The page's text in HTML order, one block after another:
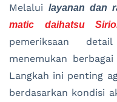
Melalui layanan dan
matic daihatsu
pemeriksaan
menemukan
Langkah ini penting
berdasarkan kondisi